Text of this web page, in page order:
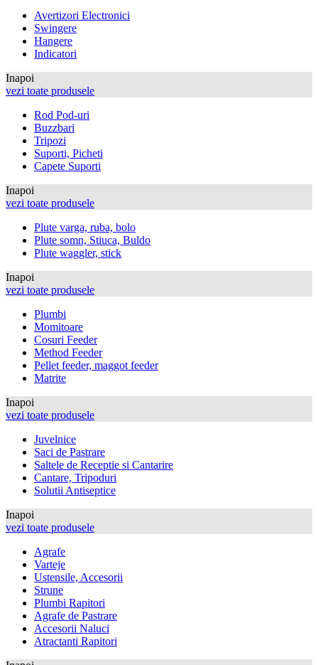
Avertizori Electronici
Swingere
Hangere
Indicatori
Inapoi
vezi toate produsele
Rod Pod-uri
Buzzbari
Tripozi
Suporti, Picheti
Capete Suporti
Inapoi
vezi toate produsele
Plute varga, ruba, bolo
Plute somn, Stiuca, Buldo
Plute waggler, stick
Inapoi
vezi toate produsele
Plumbi
Momitoare
Cosuri Feeder
Method Feeder
Pellet feeder, maggot feeder
Matrite
Inapoi
vezi toate produsele
Juvelnice
Saci de Pastrare
Saltele de Receptie si Cantarire
Cantare, Tripoduri
Solutii Antiseptice
Inapoi
vezi toate produsele
Agrafe
Varteje
Ustensile, Accesorii
Strune
Plumbi Rapitori
Agrafe de Pastrare
Accesorii Naluci
Atractanti Rapitori